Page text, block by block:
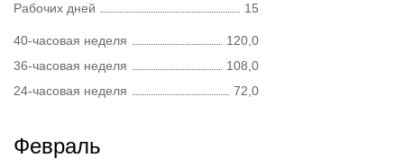
Рабочих дней
15
40-часовая неделя
120,0
36-часовая неделя
108,0
24-часовая неделя
72,0
Февраль